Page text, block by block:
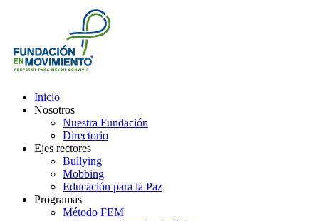
Inicio
Nosotros
Nuestra Fundación
Directorio
Ejes rectores
Bullying
Mobbing
Educación para la Paz
Programas
Método FEM